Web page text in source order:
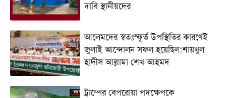
দাবি স্থানীয়দের
আলেমদের স্বতঃস্ফূর্ত উপস্থিতির কারণেই
জুলাই আন্দোলন সফল হয়েছিল:শায়খুল
হাদীস আল্লামা শেখ আহমদ
ট্রাম্পের বেপরোয়া পদক্ষেপকে